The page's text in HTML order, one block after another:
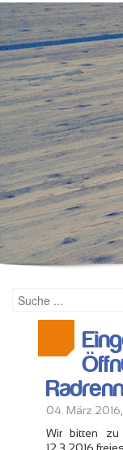
04. März 2016,
Wir bitten zu